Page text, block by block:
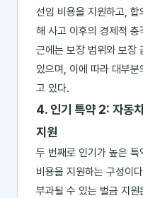
선임 비용을 지원하고,
해 사고 이후의 경제적 충
근에는 보장 범위와 보장
있으며, 이에 따라 대부
고 있다.
4. 인기 특약 2: 자동
지원
두 번째로 인기가 높은 특
비용을 지원하는 구성이
부과될 수 있는 벌금 지원